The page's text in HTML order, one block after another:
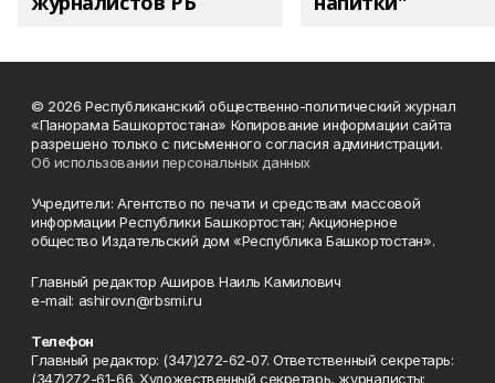
© 2026 Республиканский общественно-политический журнал
«Панорама Башкортостана» Копирование информации сайта
разрешено только с письменного согласия администрации.
Об использовании персональных данных
Учредители: Агентство по печати и средствам массовой
информации Республики Башкортостан; Акционерное
общество Издательский дом «Республика Башкортостан».
Главный редактор Аширов Наиль Камилович
e-mail: ashirov.n@rbsmi.ru
Телефон
Главный редактор: (347)272-62-07. Ответственный секретарь:
(347)272-61-66. Художественный секретарь, журналисты: